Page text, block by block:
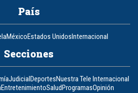
País
MéxicoEstados UnidosInternacional
Secciones
JudicialDeportesNuestra Tele Internacional
EntretenimientoSaludProgramasOpinión